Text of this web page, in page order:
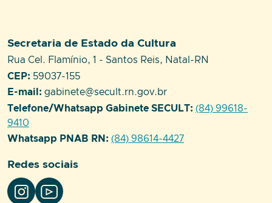
Setor responsável:
Secretaria de Estado da Cultura
Endereço:
Rua Cel. Flamínio, 1 - Santos Reis, Natal-RN
CEP: 59037-155
E-mail: gabinete@secult.rn.gov.br
Telefone/Whatsapp Gabinete SECULT: (84) 99618-
9410
Whatsapp PNAB RN: (84) 98614-4427
Redes sociais